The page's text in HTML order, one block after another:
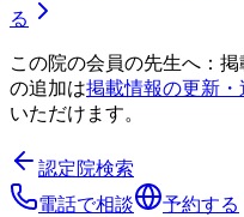
る
この院の会員の先生へ：
の追加は掲載情報の更新・
いただけます。
認定院検索
電話で相談
予約する